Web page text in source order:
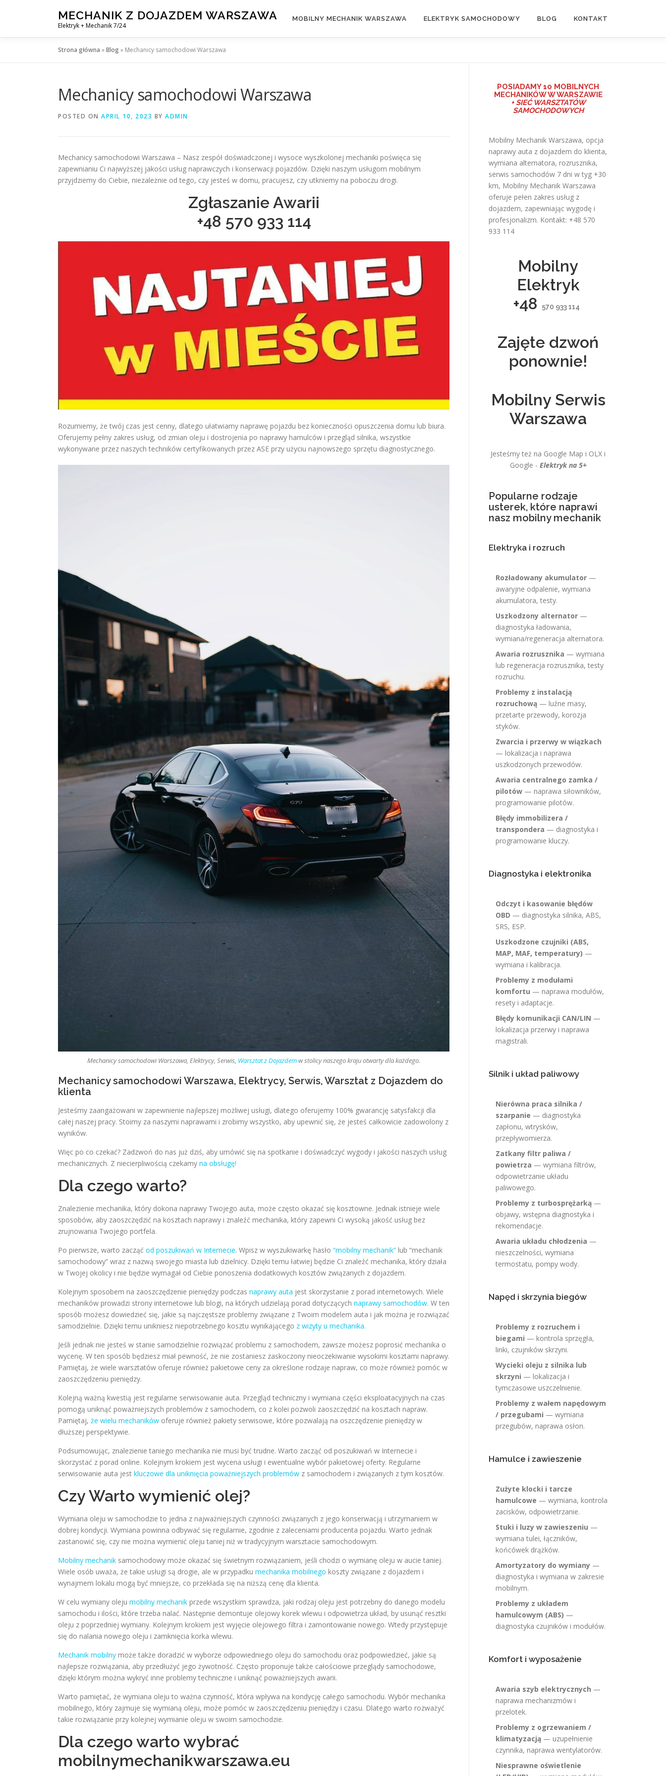
MECHANIK Z DOJAZDEM WARSZAWA
Elektryk + Mechanik 7/24
MOBILNY MECHANIK WARSZAWA ELEKTRYK SAMOCHODOWY BLOG KONTAKT
Strona główna »Blog» Mechanicy samochodowi Warszawa
Mechanicy samochodowi Warszawa
POSTED ON APRIL 10, 2023 BY ADMIN
Mechanicy samochodowi Warszawa – Nasz zespół doświadczonej i wysoce wyszkolonej mechaniki poświęca się
zapewnianiu Ci najwyższej jakości usług naprawczych i konserwacji pojazdów. Dzięki naszym usługom mobilnym
przyjdziemy do Ciebie, niezależnie od tego, czy jesteś w domu, pracujesz, czy utkniemy na poboczu drogi.
Zgłaszanie Awarii
+48 570 933 114
Rozumiemy, że twój czas jest cenny, dlatego ułatwiamy naprawę pojazdu bez konieczności opuszczenia domu lub biura.
Oferujemy pełny zakres usług, od zmian oleju i dostrojenia po naprawy hamulców i przegląd silnika, wszystkie
wykonywane przez naszych techników certyfikowanych przez ASE przy użyciu najnowszego sprzętu diagnostycznego.
Mechanicy samochodowi Warszawa, Elektrycy, Serwis, Warsztat z Dojazdemw stolicy naszego kraju otwarty dla każdego.
Mechanicy samochodowi Warszawa, Elektrycy, Serwis, Warsztat z Dojazdem do
klienta
Jesteśmy zaangażowani w zapewnienie najlepszej możliwej usługi, dlatego oferujemy 100% gwarancję satysfakcji dla
całej naszej pracy. Stoimy za naszymi naprawami i zrobimy wszystko, aby upewnić się, że jesteś całkowicie zadowolony z
wyników.
Więc po co czekać? Zadzwoń do nas już dziś, aby umówić się na spotkanie i doświadczyć wygody i jakości naszych usług
mechanicznych. Z niecierpliwością czekamy na obsługę!
Dla czego warto?
Znalezienie mechanika, który dokona naprawy Twojego auta, może często okazać się kosztowne. Jednak istnieje wiele
sposobów, aby zaoszczędzić na kosztach naprawy i znaleźć mechanika, który zapewni Ci wysoką jakość usług bez
zrujnowania Twojego portfela.
Po pierwsze, warto zacząć od poszukiwań w Internecie. Wpisz w wyszukiwarkę hasło “mobilny mechanik” lub “mechanik
samochodowy” wraz z nazwą swojego miasta lub dzielnicy. Dzięki temu łatwiej będzie Ci znaleźć mechanika, który działa
w Twojej okolicy i nie będzie wymagał od Ciebie ponoszenia dodatkowych kosztów związanych z dojazdem.
Kolejnym sposobem na zaoszczędzenie pieniędzy podczas naprawy auta jest skorzystanie z porad internetowych. Wiele
mechaników prowadzi strony internetowe lub blogi, na których udzielają porad dotyczących naprawy samochodów. W ten
sposób możesz dowiedzieć się, jakie są najczęstsze problemy związane z Twoim modelem auta i jak można je rozwiązać
samodzielnie. Dzięki temu unikniesz niepotrzebnego kosztu wynikającego z wizyty u mechanika.
Jeśli jednak nie jesteś w stanie samodzielnie rozwiązać problemu z samochodem, zawsze możesz poprosić mechanika o
wycenę. W ten sposób będziesz miał pewność, że nie zostaniesz zaskoczony nieoczekiwanie wysokimi kosztami naprawy.
Pamiętaj, że wiele warsztatów oferuje również pakietowe ceny za określone rodzaje napraw, co może również pomóc w
zaoszczędzeniu pieniędzy.
Kolejną ważną kwestią jest regularne serwisowanie auta. Przegląd techniczny i wymiana części eksploatacyjnych na czas
pomogą uniknąć poważniejszych problemów z samochodem, co z kolei pozwoli zaoszczędzić na kosztach napraw.
Pamiętaj, że wielu mechaników oferuje również pakiety serwisowe, które pozwalają na oszczędzenie pieniędzy w
dłuższej perspektywie.
Podsumowując, znalezienie taniego mechanika nie musi być trudne. Warto zacząć od poszukiwań w Internecie i
skorzystać z porad online. Kolejnym krokiem jest wycena usługi i ewentualne wybór pakietowej oferty. Regularne
serwisowanie auta jest kluczowe dla uniknięcia poważniejszych problemów z samochodem i związanych z tym kosztów.
Czy Warto wymienić olej?
Wymiana oleju w samochodzie to jedna z najważniejszych czynności związanych z jego konserwacją i utrzymaniem w
dobrej kondycji. Wymiana powinna odbywać się regularnie, zgodnie z zaleceniami producenta pojazdu. Warto jednak
zastanowić się, czy nie można wymienić oleju taniej niż w tradycyjnym warsztacie samochodowym.
Mobilny mechanik samochodowy może okazać się świetnym rozwiązaniem, jeśli chodzi o wymianę oleju w aucie taniej.
Wiele osób uważa, że takie usługi są drogie, ale w przypadku mechanika mobilnego koszty związane z dojazdem i
wynajmem lokalu mogą być mniejsze, co przekłada się na niższą cenę dla klienta.
W celu wymiany oleju mobilny mechanik przede wszystkim sprawdza, jaki rodzaj oleju jest potrzebny do danego modelu
samochodu i ilości, które trzeba nalać. Następnie demontuje olejowy korek wlewu i odpowietrza układ, by usunąć resztki
oleju z poprzedniej wymiany. Kolejnym krokiem jest wyjęcie olejowego filtra i zamontowanie nowego. Wtedy przystępuje
się do nalania nowego oleju i zamknięcia korka wlewu.
Mechanik mobilny może także doradzić w wyborze odpowiedniego oleju do samochodu oraz podpowiedzieć, jakie są
najlepsze rozwiązania, aby przedłużyć jego żywotność. Często proponuje także całościowe przeglądy samochodowe,
dzięki którym można wykryć inne problemy techniczne i uniknąć poważniejszych awarii.
Warto pamiętać, że wymiana oleju to ważna czynność, która wpływa na kondycję całego samochodu. Wybór mechanika
mobilnego, który zajmuje się wymianą oleju, może pomóc w zaoszczędzeniu pieniędzy i czasu. Dlatego warto rozważyć
takie rozwiązanie przy kolejnej wymianie oleju w swoim samochodzie.
Dla czego warto wybrać
mobilnymechanikwarszawa.eu
POSIADAMY 10 MOBILNYCH
MECHANIKÓW W WARSZAWIE
+ SIEĆ WARSZTATÓW
SAMOCHODOWYCH
Mobilny Mechanik Warszawa, opcja
naprawy auta z dojazdem do klienta,
wymiana alternatora, rozrusznika,
serwis samochodów 7 dni w tyg +30
km, Mobilny Mechanik Warszawa
oferuje pełen zakres usług z
dojazdem, zapewniając wygodę i
profesjonalizm. Kontakt: +48 570
933 114
Mobilny
Elektryk
+48
570 933 114
Zajęte dzwoń
ponownie!
Mobilny Serwis
Warszawa
Jesteśmy też na Google Map i OLX i
Google - Elektryk na 5+
Popularne rodzaje
usterek, które naprawi
nasz mobilny mechanik
Elektryka i rozruch
Rozładowany akumulator —
awaryjne odpalenie, wymiana
akumulatora, testy.
Uszkodzony alternator —
diagnostyka ładowania,
wymiana/regeneracja alternatora.
Awaria rozrusznika — wymiana
lub regeneracja rozrusznika, testy
rozruchu.
Problemy z instalacją
rozruchową — luźne masy,
przetarte przewody, korozja
styków.
Zwarcia i przerwy w wiązkach
— lokalizacja i naprawa
uszkodzonych przewodów.
Awaria centralnego zamka /
pilotów — naprawa siłowników,
programowanie pilotów.
Błędy immobilizera /
transpondera — diagnostyka i
programowanie kluczy.
Diagnostyka i elektronika
Odczyt i kasowanie błędów
OBD — diagnostyka silnika, ABS,
SRS, ESP.
Uszkodzone czujniki (ABS,
MAP, MAF, temperatury) —
wymiana i kalibracja.
Problemy z modułami
komfortu — naprawa modułów,
resety i adaptacje.
Błędy komunikacji CAN/LIN —
lokalizacja przerwy i naprawa
magistrali.
Silnik i układ paliwowy
Nierówna praca silnika /
szarpanie — diagnostyka
zapłonu, wtrysków,
przepływomierza.
Zatkany filtr paliwa /
powietrza — wymiana filtrów,
odpowietrzanie układu
paliwowego.
Problemy z turbosprężarką —
objawy, wstępna diagnostyka i
rekomendacje.
Awaria układu chłodzenia —
nieszczelności, wymiana
termostatu, pompy wody.
Napęd i skrzynia biegów
Problemy z rozruchem i
biegami — kontrola sprzęgła,
linki, czujników skrzyni.
Wycieki oleju z silnika lub
skrzyni — lokalizacja i
tymczasowe uszczelnienie.
Problemy z wałem napędowym
/ przegubami — wymiana
przegubów, naprawa osłon.
Hamulce i zawieszenie
Zużyte klocki i tarcze
hamulcowe — wymiana, kontrola
zacisków, odpowietrzanie.
Stuki i luzy w zawieszeniu —
wymiana tulei, łączników,
końcówek drążków.
Amortyzatory do wymiany —
diagnostyka i wymiana w zakresie
mobilnym.
Problemy z układem
hamulcowym (ABS) —
diagnostyka czujników i modułów.
Komfort i wyposażenie
Awaria szyb elektrycznych —
naprawa mechanizmów i
przelotek.
Problemy z ogrzewaniem /
klimatyzacją — uzupełnienie
czynnika, naprawa wentylatorów.
Niesprawne oświetlenie